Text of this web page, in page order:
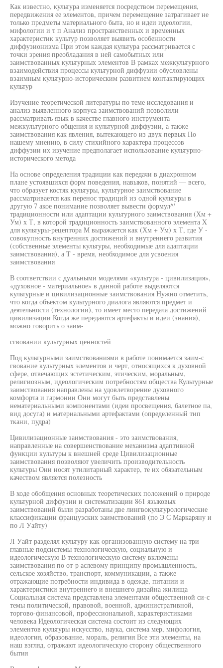
Как известно, культура изменяется посредством перемещения,
передвижения ее элементов, причем перемещение затрагивает не
только предметы материального быта, но и идеи идеологии,
мифологии и т п Анализ пространственных и временных
характеристик культур позволяет выявить особенности
диффузионизма При этом каждая культура рассматривается с
точки зрения преобладания в ней самобытных или
заимствованных культурных элементов В рамках межкультурного
взаимодействия процессы культурной диффузии обусловлены
взаимным культурно-историческим развитием контактирующих
культур
Изучение теоретической литературы по теме исследования и
анализ выявленного корпуса заимствований позволили
рассматривать язык в качестве главного инструмента
межкультурного общения и культурной диффузии, а также
заимствования как явления, вытекающего из двух первых По
нашему мнению, в силу стихийного характера процессов
диффузии их изучение предполагает использование культурно-
исторического метода
На основе определения традиции как передачи в диахронном
плане устоявшихся форм поведения, навыков, понятий — всего,
что образует костяк культуры, культурное заимствование
рассматривается как перенос традиций из одной культуры в
другую 7 акое понимание позволяет вывести формул^'
традиционности или адаптации культурного заимствования (Хм +
Ум) х Т, в которой традиционность заимствованного элемента X
для культуры-рецептора М выражается как (Хм + Ум) х Т, где У -
совокупность внутренних достижений и внутреннего развития
(собственные элементы культуры, необходимые для адаптации
заимствования), а Т - время, необходимое для усвоения
заимствования
В соответствии с дуальными моделями «культура - цивилизация»,
«духовное - материальное» в данной работе выделяются
культурные и цивилизационные заимствования Нужно отметить,
что когда объектом культурного диалога являются предмет и
деятельности (технологии), то имеет место передача достижений
цивилизации Когда же передаются артефакты и идеи (знания),
можно говорить о заим-
сгвовании культурных ценностей
Под культурными заимствованиями в работе понимается заим-с
гвование культурных элементов и черт, относящихся к духовной
сфере, отвечающих эстетическим, этическим, моральным,
религиозным, идеологическим потребностям общества Культурные
заимствования направлены на удовлетворение духовного
комфорта и гармонии Они могут быть представлены
нематериальными компонентами (идеи просвещения, балетное па,
вид досуга) и материальными артефактами (определенный тип
ткани, пудра)
Цивилизационные заимствования - это заимствования,
направленные на совершенствование механизма адаптивной
функции культуры к внешней среде Цивилизационные
заимствования позволяют увеличить производительность
культуры Они носят утилитарный характер, те их обязательным
качеством является полезность
В ходе обобщения основных теоретических положений о природе
культурной диффузии и систематизации 861 языковых
заимствований были разработаны две лингвокультурологические
классификации французских заимствований (по Э С Маркаряну и
по Л Уайту)
Л Уайт разделял культуру как организованную систему на три
главные подсистемы технологическую, социальную и
идеологическую В технологическую систему включены
заимствования по от-р аслевому принципу промышленность,
сельское хозяйство, транспорт, коммуникации, а также
отражающие потребности индивида в одежде, питании и
характеристики внутреннего и внешнего дизайна жилища
Социальная система представлена элементами общественной си-с
темы политической, правовой, военной, административной,
торгово-финансовой, профессиональной, характеристиками
человека Идеологическая система состоит из следующих
элементов культуры искусство, наука, система мер, мифология,
идеология, образование, мораль, религия Все эти элементы, на
наш взгляд, отражают идеологическую сторону общественного
бытия